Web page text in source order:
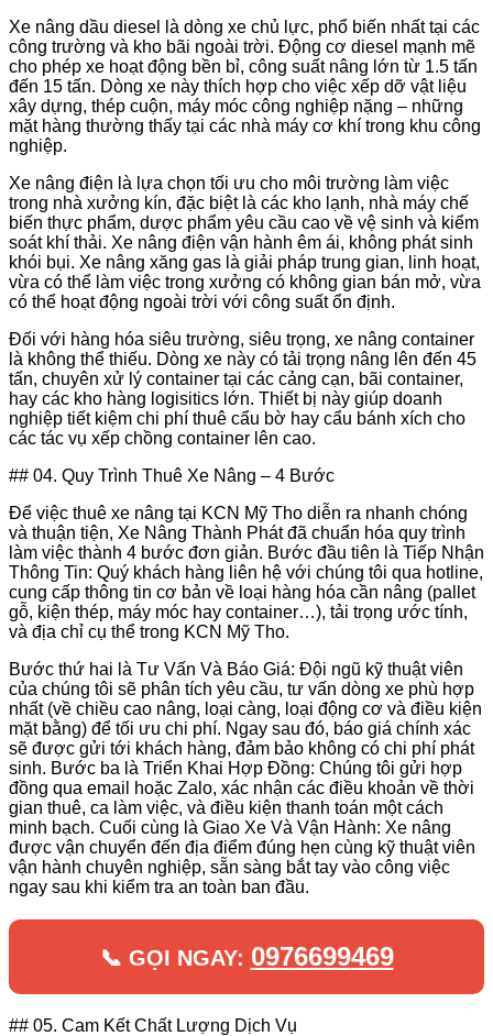
Xe nâng dầu diesel là dòng xe chủ lực, phổ biến nhất tại các
công trường và kho bãi ngoài trời. Động cơ diesel mạnh mẽ
cho phép xe hoạt động bền bỉ, công suất nâng lớn từ 1.5 tấn
đến 15 tấn. Dòng xe này thích hợp cho việc xếp dỡ vật liệu
xây dựng, thép cuộn, máy móc công nghiệp nặng – những
mặt hàng thường thấy tại các nhà máy cơ khí trong khu công
nghiệp.
Xe nâng điện là lựa chọn tối ưu cho môi trường làm việc
trong nhà xưởng kín, đặc biệt là các kho lạnh, nhà máy chế
biến thực phẩm, dược phẩm yêu cầu cao về vệ sinh và kiểm
soát khí thải. Xe nâng điện vận hành êm ái, không phát sinh
khói bụi. Xe nâng xăng gas là giải pháp trung gian, linh hoạt,
vừa có thể làm việc trong xưởng có không gian bán mở, vừa
có thể hoạt động ngoài trời với công suất ổn định.
Đối với hàng hóa siêu trường, siêu trọng, xe nâng container
là không thể thiếu. Dòng xe này có tải trọng nâng lên đến 45
tấn, chuyên xử lý container tại các cảng cạn, bãi container,
hay các kho hàng logisitics lớn. Thiết bị này giúp doanh
nghiệp tiết kiệm chi phí thuê cẩu bờ hay cẩu bánh xích cho
các tác vụ xếp chồng container lên cao.
## 04. Quy Trình Thuê Xe Nâng – 4 Bước
Để việc thuê xe nâng tại KCN Mỹ Tho diễn ra nhanh chóng
và thuận tiện, Xe Nâng Thành Phát đã chuẩn hóa quy trình
làm việc thành 4 bước đơn giản. Bước đầu tiên là Tiếp Nhận
Thông Tin: Quý khách hàng liên hệ với chúng tôi qua hotline,
cung cấp thông tin cơ bản về loại hàng hóa cần nâng (pallet
gỗ, kiện thép, máy móc hay container…), tải trọng ước tính,
và địa chỉ cụ thể trong KCN Mỹ Tho.
Bước thứ hai là Tư Vấn Và Báo Giá: Đội ngũ kỹ thuật viên
của chúng tôi sẽ phân tích yêu cầu, tư vấn dòng xe phù hợp
nhất (về chiều cao nâng, loại càng, loại động cơ và điều kiện
mặt bằng) để tối ưu chi phí. Ngay sau đó, báo giá chính xác
sẽ được gửi tới khách hàng, đảm bảo không có chi phí phát
sinh. Bước ba là Triển Khai Hợp Đồng: Chúng tôi gửi hợp
đồng qua email hoặc Zalo, xác nhận các điều khoản về thời
gian thuê, ca làm việc, và điều kiện thanh toán một cách
minh bạch. Cuối cùng là Giao Xe Và Vận Hành: Xe nâng
được vận chuyển đến địa điểm đúng hẹn cùng kỹ thuật viên
vận hành chuyên nghiệp, sẵn sàng bắt tay vào công việc
ngay sau khi kiểm tra an toàn ban đầu.
📞 GỌI NGAY: 0976699469
## 05. Cam Kết Chất Lượng Dịch Vụ